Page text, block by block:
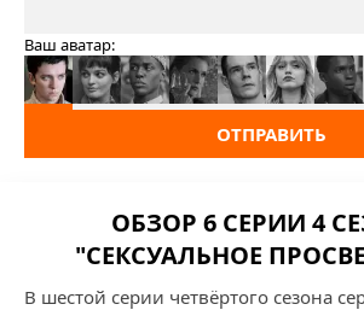
Ваш аватар:
ОТПРАВИТЬ
ОБЗОР 6 СЕРИИ 4
"СЕКСУАЛЬНОЕ
В шестой серии четвёртого сезона